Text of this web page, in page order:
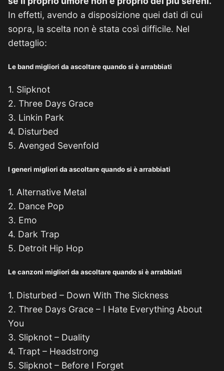
In effetti, avendo a disposizione quei dati di cui
sopra, la scelta non è stata così difficile. Nel
dettaglio:
Le band migliori da ascoltare quando si è arrabbiati
1. Slipknot
2. Three Days Grace
3. Linkin Park
4. Disturbed
5. Avenged Sevenfold
I generi migliori da ascoltare quando si è arrabbiati
1. Alternative Metal
2. Dance Pop
3. Emo
4. Dark Trap
5. Detroit Hip Hop
Le canzoni migliori da ascoltare quando si è arrabbiati
1. Disturbed – Down With The Sickness
2. Three Days Grace – I Hate Everything About
You
3. Slipknot – Duality
4. Trapt – Headstrong
5. Slipknot – Before I Forget